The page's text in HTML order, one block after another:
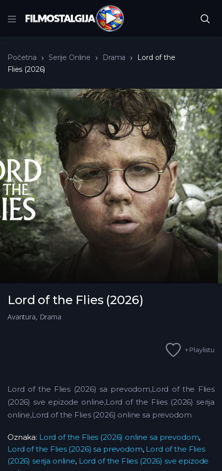
Početna Serije Online Drama
Lord of the
Flies (2026)
Lord of the Flies (2026)
Avantura, Drama
+ Playlistu
Lord of the Flies (2026) sa prevodom,Lord of the Flies
(2026) sve epizode online,Lord of the Flies (2026) serija
online,Lord of the Flies (2026) online sa prevodom
Oznaka: Lord of the Flies (2026) online sa prevodom,
Lord of the Flies (2026) sa prevodom, Lord of the Flies
(2026) serija online, Lord of the Flies (2026) sve epizode